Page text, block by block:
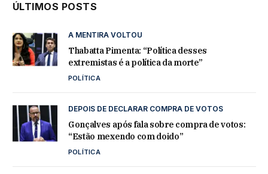
ÚLTIMOS POSTS
A MENTIRA VOLTOU
Thabatta Pimenta: “Política desses
extremistas é a política da morte”
POLÍTICA
DEPOIS DE DECLARAR COMPRA DE VOTOS
Gonçalves após fala sobre compra de votos:
“Estão mexendo com doido”
POLÍTICA